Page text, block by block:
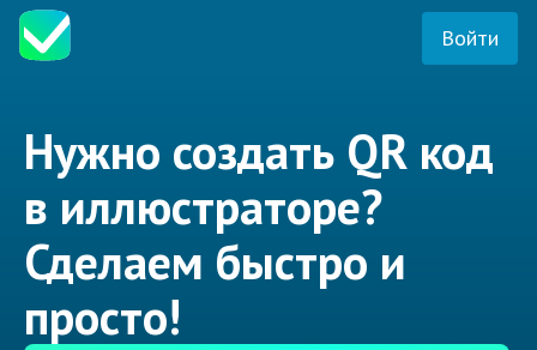
Войти
Нужно создать QR код
в иллюстраторе?
Сделаем быстро и
просто!